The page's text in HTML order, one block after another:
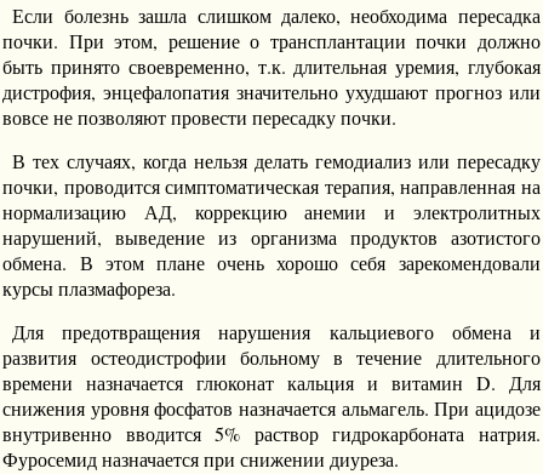
Если болезнь зашла слишком далеко, необходима пересадка
почки. При этом, решение о трансплантации почки должно
быть принято своевременно, т.к. длительная уремия, глубокая
дистрофия, энцефалопатия значительно ухудшают прогноз или
вовсе не позволяют провести пересадку почки.
В тех случаях, когда нельзя делать гемодиализ или пересадку
почки, проводится симптоматическая терапия, направленная на
нормализацию АД, коррекцию анемии и электролитных
нарушений, выведение из организма продуктов азотистого
обмена. В этом плане очень хорошо себя зарекомендовали
курсы плазмафореза.
Для предотвращения нарушения кальциевого обмена и
развития остеодистрофии больному в течение длительного
времени назначается глюконат кальция и витамин D. Для
снижения уровня фосфатов назначается альмагель. При ацидозе
внутривенно вводится 5% раствор гидрокарбоната натрия.
Фуросемид назначается при снижении диуреза.